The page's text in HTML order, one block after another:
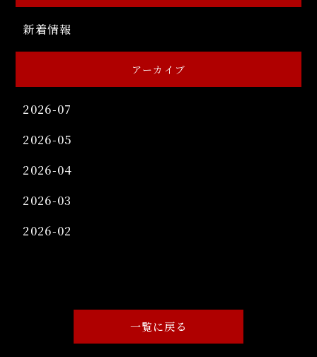
新着情報
アーカイブ
2026-07
2026-05
2026-04
2026-03
2026-02
一覧に戻る